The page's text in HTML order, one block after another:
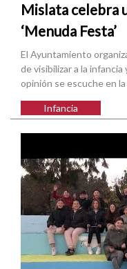
Mislata celebra
‘Menuda Festa’
El Ayuntamiento
de visibilizar a la
opinión se escuche en
Infancia